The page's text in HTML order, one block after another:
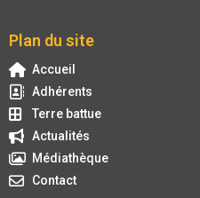
Plan du site
Accueil
Adhérents
Terre battue
Actualités
Médiathèque
Contact